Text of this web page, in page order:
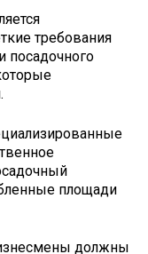
требования
посадочного
площади
должны